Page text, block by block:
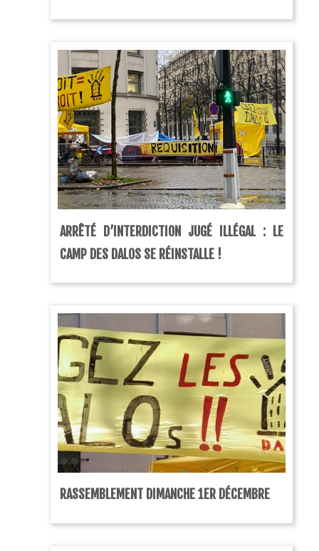
ARRÊTÉ D’INTERDICTION JUGÉ ILLÉGAL : LE
CAMP DES DALOS SE RÉINSTALLE !
RASSEMBLEMENT DIMANCHE 1ER DÉCEMBRE